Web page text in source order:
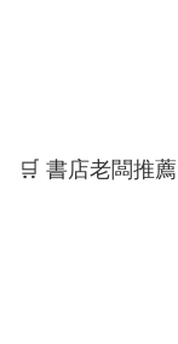
🛒 書店老闆推薦